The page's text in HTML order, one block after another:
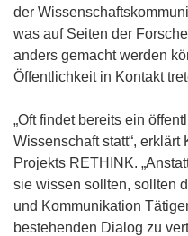
der
was auf Seiten der
anders gemacht werden
Öffentlichkeit in Kontakt
„Oft findet bereits ein
Wissenschaft statt“,
Projekts RETHINK.
sie wissen sollten, sollten
und Kommunikation
bestehenden Dialog zu